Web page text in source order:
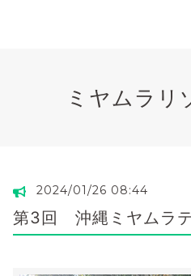
ミヤムラリ
2024/01/26 08:44
第3回 沖縄ミヤムラ